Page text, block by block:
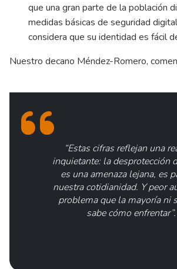
que una gran parte de la población
medidas básicas de seguridad
considera que su identidad es fácil
Nuestro decano Méndez-Romero,
“Estas cifras reflejan una
inquietante: la desprotección
es una amenaza lejana, es
nuestra cotidianidad. Y peor
problema que la mayoría ni
sabe cómo enfrentar”.